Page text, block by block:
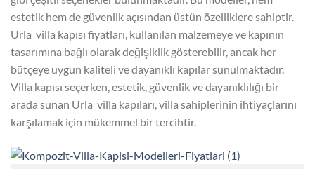
estetik hem de güvenlik açısından üstün özelliklere sahiptir.
Urla villa kapısı fiyatları, kullanılan malzemeye ve kapının
tasarımına bağlı olarak değişiklik gösterebilir, ancak her
bütçeye uygun kaliteli ve dayanıklı kapılar sunulmaktadır.
Villa kapısı seçerken, estetik, güvenlik ve dayanıklılığı bir
arada sunan Urla villa kapıları, villa sahiplerinin ihtiyaçlarını
karşılamak için mükemmel bir tercihtir.